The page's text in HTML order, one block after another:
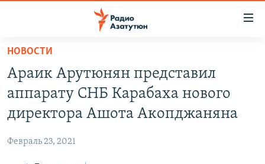
Перейти
основному
содержанию
основной
навигации
НОВОСТИ
ПОЛИТИКА
ЭКОНОМИКА
НОВОСТИ
Араик Арутюнян представил
аппарату СНБ Карабаха нового
директора Ашота Акопджаняна
Февраль 23, 2021